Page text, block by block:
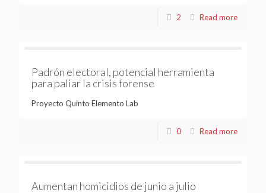
2 Read more
Padrón electoral, potencial herramienta
para paliar la crisis forense
Proyecto Quinto Elemento Lab
0 Read more
Aumentan homicidios de junio a julio